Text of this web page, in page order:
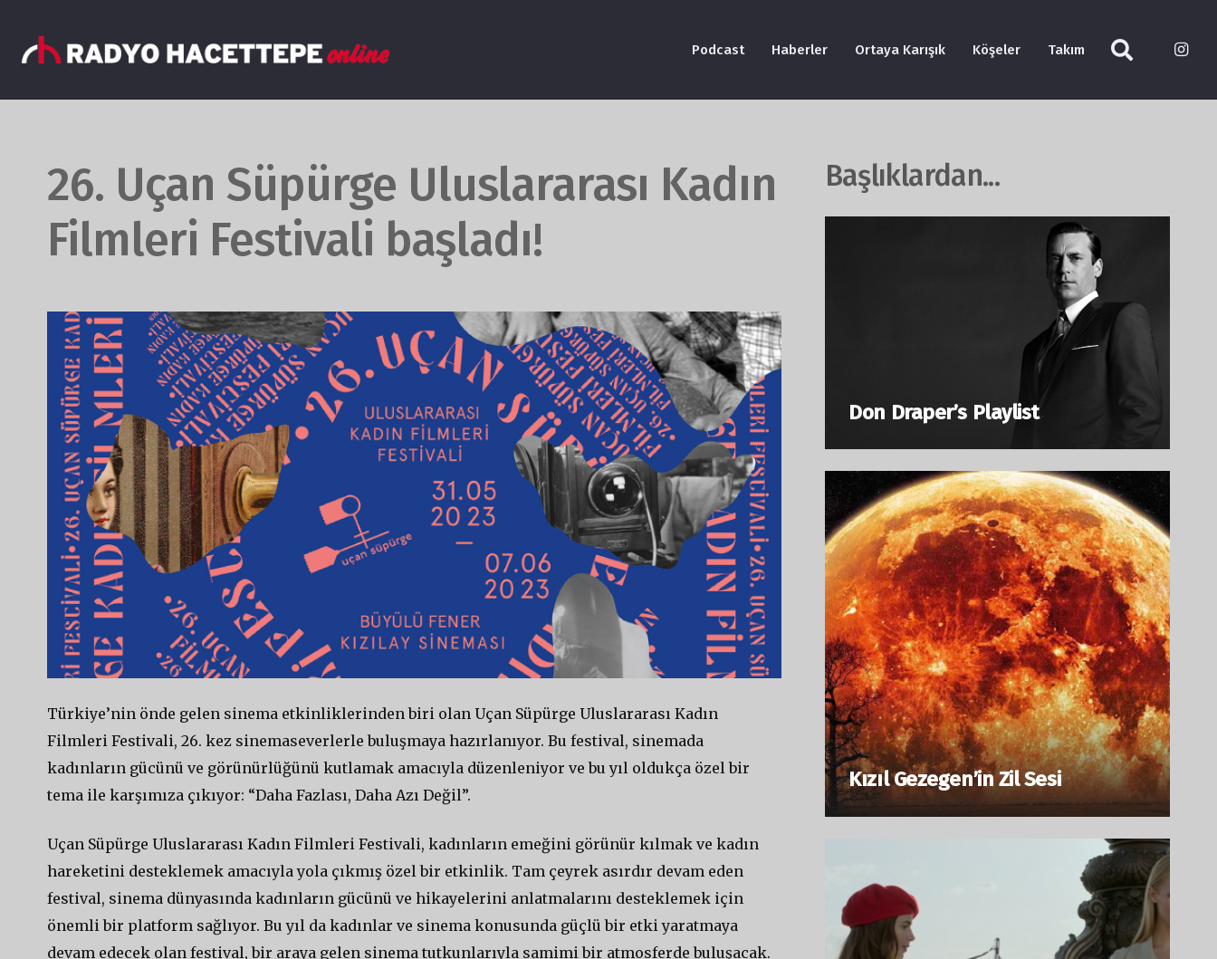
Podcast Haberler Ortaya Karışık Köşeler Takım
26. Uçan Süpürge Uluslararası Kadın
Filmleri Festivali başladı!
Türkiye’nin önde gelen sinema etkinliklerinden biri olan Uçan Süpürge Uluslararası Kadın
Filmleri Festivali, 26. kez sinemaseverlerle buluşmaya hazırlanıyor. Bu festival, sinemada
kadınların gücünü ve görünürlüğünü kutlamak amacıyla düzenleniyor ve bu yıl oldukça özel bir
tema ile karşımıza çıkıyor: “Daha Fazlası, Daha Azı Değil”.
Uçan Süpürge Uluslararası Kadın Filmleri Festivali, kadınların emeğini görünür kılmak ve kadın
hareketini desteklemek amacıyla yola çıkmış özel bir etkinlik. Tam çeyrek asırdır devam eden
festival, sinema dünyasında kadınların gücünü ve hikayelerini anlatmalarını desteklemek için
önemli bir platform sağlıyor. Bu yıl da kadınlar ve sinema konusunda güçlü bir etki yaratmaya
devam edecek olan festival, bir araya gelen sinema tutkunlarıyla samimi bir atmosferde buluşacak.
Başlıklardan...
Don Draper’s Playlist
Kızıl Gezegen’in Zil Sesi